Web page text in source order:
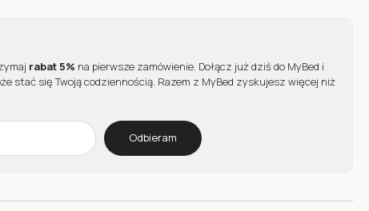
rabat 5% na pierwsze zamówienie. Dołącz już dziś do MyBed i
stać się Twoją codziennością. Razem z MyBed zyskujesz więcej niż
Odbieram